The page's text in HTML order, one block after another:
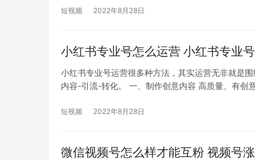
短视频 2022年8月28日
小红书专业号怎么运营 小红书专业
小红书专业号运营很多种方法，其实运营无非就是
内容-引流-转化。 一、制作创意内容 高质量、有创
短视频 2022年8月28日
微信视频号怎么样才能互粉 视频号